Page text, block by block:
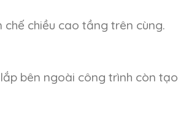
chiều cao tầng trên cùng.
bên ngoài công trình còn tạo